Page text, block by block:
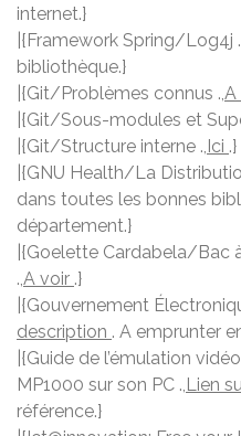
internet.}
|{Framework Spring/Log4j
bibliothèque.}
|{Git/Problèmes connus .,A
|{Git/Sous-modules et
|{Git/Structure interne ., Ici .}
|{GNU Health/La
dans toutes les bonnes
département.}
|{Goelette Cardabela/
.,A voir .}
|{Gouvernement
description . A emprunter
|{Guide de l’émulation
MP1000 sur son PC ., Lien
référence.}